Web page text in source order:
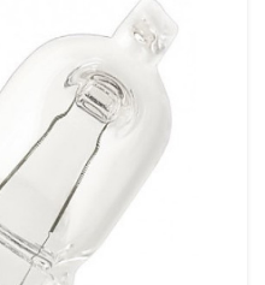
Заказать звонок